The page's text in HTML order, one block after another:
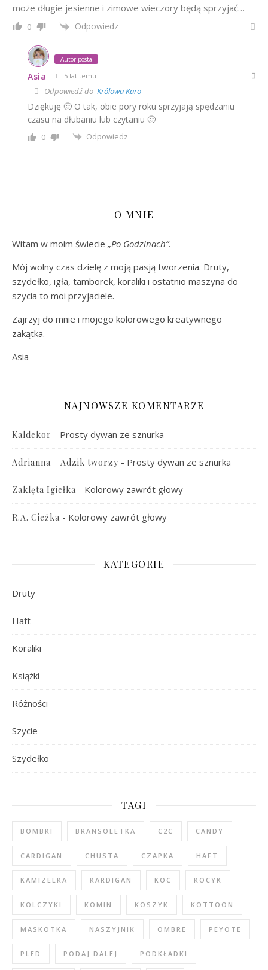
może długie jesienne i zimowe wieczory będą sprzyjać…
0 Odpowiedz
Autor posta
Asia 5 lat temu
Odpowiedź do Królowa Karo
Dziękuję 🙂 O tak, obie pory roku sprzyjają spędzaniu
czasu na dłubaniu lub czytaniu 🙂
0 Odpowiedz
O MNIE
Witam w moim świecie „Po Godzinach”.
Mój wolny czas dzielę z moją pasją tworzenia. Druty,
szydełko, igła, tamborek, koraliki i ostatnio maszyna do
szycia to moi przyjaciele.
Zajrzyj do mnie i mojego kolorowego kreatywnego
zakątka.
Asia
NAJNOWSZE KOMENTARZE
Kaldekor - Prosty dywan ze sznurka
Adrianna - Adzik tworzy - Prosty dywan ze sznurka
Zaklęta Igiełka - Kolorowy zawrót głowy
R.A. Cieżka - Kolorowy zawrót głowy
KATEGORIE
Druty
Haft
Koraliki
Książki
Różności
Szycie
Szydełko
TAGI
BOMBKI BRANSOLETKA C2C CANDY
CARDIGAN CHUSTA CZAPKA HAFT
KAMIZELKA KARDIGAN KOC KOCYK
KOLCZYKI KOMIN KOSZYK KOTTOON
MASKOTKA NASZYJNIK OMBRE PEYOTE
PLED PODAJ DALEJ PODKŁADKI